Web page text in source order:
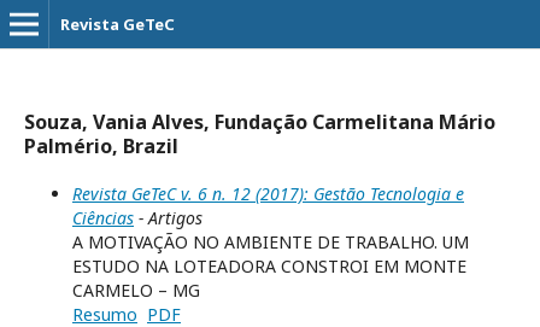
Revista GeTeC
Souza, Vania Alves, Fundação Carmelitana Mário
Palmério, Brazil
Revista GeTeC v. 6 n. 12 (2017): Gestão Tecnologia e
Ciências - Artigos
A MOTIVAÇÃO NO AMBIENTE DE TRABALHO. UM
ESTUDO NA LOTEADORA CONSTROI EM MONTE
CARMELO – MG
Resumo PDF